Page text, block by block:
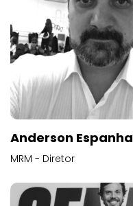
Anderson Espanha
MRM - Diretor